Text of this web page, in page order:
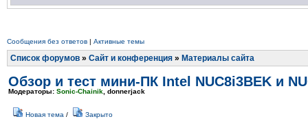
Сообщения без ответов | Активные темы
Список форумов » Сайт и конференция » Материалы сайта
Обзор и тест мини-ПК Intel NUC8i3BEK и
Модераторы: Sonic-Chainik donnerjack
Новая тема / Закрыто